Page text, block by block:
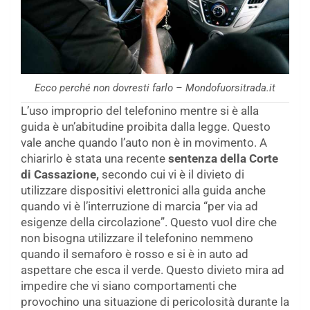
Ecco perché non dovresti farlo – Mondofuorsitrada.it
L’uso improprio del telefonino mentre si è alla
guida è un’abitudine proibita dalla legge. Questo
vale anche quando l’auto non è in movimento. A
chiarirlo è stata una recente sentenza della Corte
di Cassazione, secondo cui vi è il divieto di
utilizzare dispositivi elettronici alla guida anche
quando vi è l’interruzione di marcia “per via ad
esigenze della circolazione”. Questo vuol dire che
non bisogna utilizzare il telefonino nemmeno
quando il semaforo è rosso e si è in auto ad
aspettare che esca il verde. Questo divieto mira ad
impedire che vi siano comportamenti che
provochino una situazione di pericolosità durante la